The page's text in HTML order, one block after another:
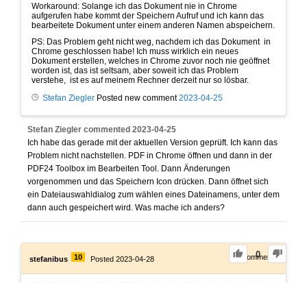
Workaround: Solange ich das Dokument nie in Chrome
aufgerufen habe kommt der Speichern Aufruf und ich kann das
bearbeitete Dokument unter einem anderen Namen abspeichern.
PS: Das Problem geht nicht weg, nachdem ich das Dokument in
Chrome geschlossen habe! Ich muss wirklich ein neues
Dokument erstellen, welches in Chrome zuvor noch nie geöffnet
worden ist, das ist seltsam, aber soweit ich das Problem
verstehe, ist es auf meinem Rechner derzeit nur so lösbar.
Stefan Ziegler Posted new comment2023-04-25
Stefan Ziegler commented 2023-04-25
Ich habe das gerade mit der aktuellen Version geprüft. Ich kann das
Problem nicht nachstellen. PDF in Chrome öffnen und dann in der
PDF24 Toolbox im Bearbeiten Tool. Dann Änderungen
vorgenommen und das Speichern Icon drücken. Dann öffnet sich
ein Dateiauswahldialog zum wählen eines Dateinamens, unter dem
dann auch gespeichert wird. Was mache ich anders?
0
stefanibus 10 Posted 2023-04-28 0Comments